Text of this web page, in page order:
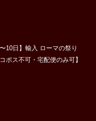
10日】輸入 ローマの祭り
ポス不可・宅配便のみ可】